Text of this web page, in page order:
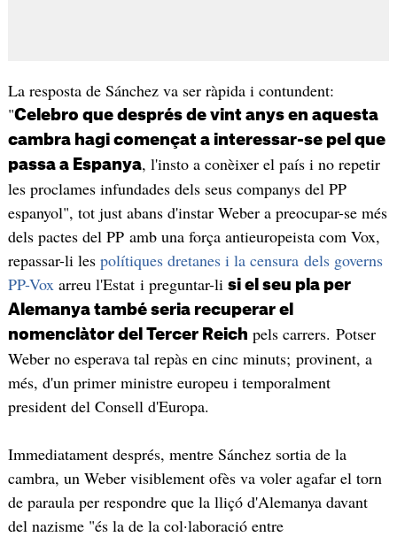
La resposta de Sánchez va ser ràpida i contundent:
"Celebro que després de vint anys en aquesta
cambra hagi començat a interessar-se pel que
passa a Espanya, l'insto a conèixer el país i no repetir
les proclames infundades dels seus companys del PP
espanyol", tot just abans d'instar Weber a preocupar-se més
dels pactes del PP amb una força antieuropeista com Vox,
repassar-li les polítiques dretanes i la censura dels governs
PP-Voxarreu l'Estat i preguntar-li si el seu pla per
Alemanya també seria recuperar el
nomenclàtor del Tercer Reich pels carrers. Potser
Weber no esperava tal repàs en cinc minuts; provinent, a
més, d'un primer ministre europeu i temporalment
president del Consell d'Europa.
Immediatament després, mentre Sánchez sortia de la
cambra, un Weber visiblement ofès va voler agafar el torn
de paraula per respondre que la lliçó d'Alemanya davant
del nazisme "és la de la col·laboració entre